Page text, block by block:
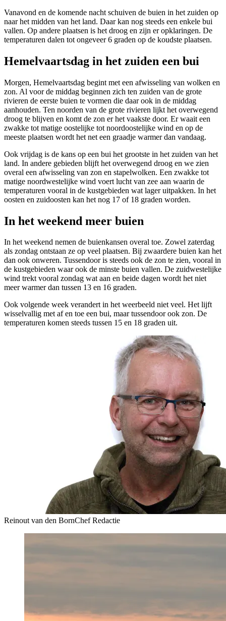
Vanavond en de komende nacht schuiven de buien in het zuiden op
naar het midden van het land. Daar kan nog steeds een enkele bui
vallen. Op andere plaatsen is het droog en zijn er opklaringen. De
temperaturen dalen tot ongeveer 6 graden op de koudste plaatsen.
Hemelvaartsdag in het zuiden een bui
Morgen, Hemelvaartsdag begint met een afwisseling van wolken en
zon. Al voor de middag beginnen zich ten zuiden van de grote
rivieren de eerste buien te vormen die daar ook in de middag
aanhouden. Ten noorden van de grote rivieren lijkt het overwegend
droog te blijven en komt de zon er het vaakste door. Er waait een
zwakke tot matige oostelijke tot noordoostelijke wind en op de
meeste plaatsen wordt het net een graadje warmer dan vandaag.
Ook vrijdag is de kans op een bui het grootste in het zuiden van het
land. In andere gebieden blijft het overwegend droog en we zien
overal een afwisseling van zon en stapelwolken. Een zwakke tot
matige noordwestelijke wind voert lucht van zee aan waarin de
temperaturen vooral in de kustgebieden wat lager uitpakken. In het
oosten en zuidoosten kan het nog 17 of 18 graden worden.
In het weekend meer buien
In het weekend nemen de buienkansen overal toe. Zowel zaterdag
als zondag ontstaan ze op veel plaatsen. Bij zwaardere buien kan het
dan ook onweren. Tussendoor is steeds ook de zon te zien, vooral in
de kustgebieden waar ook de minste buien vallen. De zuidwestelijke
wind trekt vooral zondag wat aan en beide dagen wordt het niet
meer warmer dan tussen 13 en 16 graden.
Ook volgende week verandert in het weerbeeld niet veel. Het lijft
wisselvallig met af en toe een bui, maar tussendoor ook zon. De
temperaturen komen steeds tussen 15 en 18 graden uit.
Reinout van den BornChef Redactie